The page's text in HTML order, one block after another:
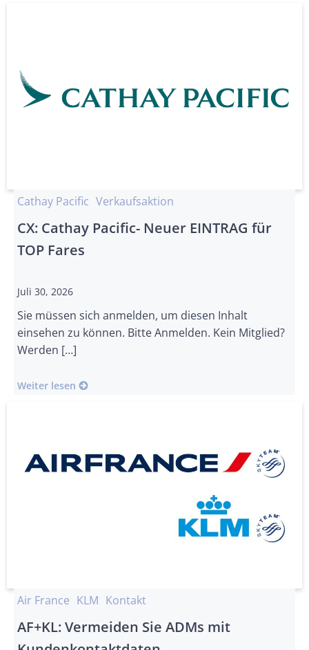
Cathay Pacific Verkaufsaktion
CX: Cathay Pacific- Neuer EINTRAG für
TOP Fares
Juli 30, 2026
Sie müssen sich anmelden, um diesen Inhalt
einsehen zu können. Bitte Anmelden. Kein Mitglied?
Werden […]
Weiter lesen
Air France KLM Kontakt
AF+KL: Vermeiden Sie ADMs mit